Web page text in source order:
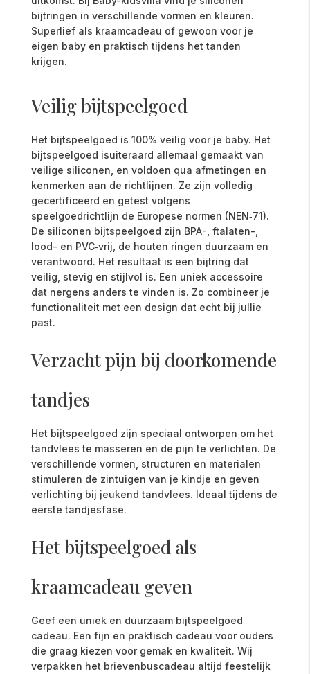
bijtringen in verschillende vormen en kleuren.
Superlief als kraamcadeau of gewoon voor je
eigen baby en praktisch tijdens het tanden
krijgen.
Veilig bijtspeelgoed
Het bijtspeelgoed is 100% veilig voor je baby. Het
bijtspeelgoed isuiteraard allemaal gemaakt van
veilige siliconen, en voldoen qua afmetingen en
kenmerken aan de richtlijnen. Ze zijn volledig
gecertificeerd en getest volgens
speelgoedrichtlijn de Europese normen (NEN‑71).
De siliconen bijtspeelgoed zijn BPA-, ftalaten-,
lood- en PVC‑vrij, de houten ringen duurzaam en
verantwoord. Het resultaat is een bijtring dat
veilig, stevig en stijlvol is. Een uniek accessoire
dat nergens anders te vinden is. Zo combineer je
functionaliteit met een design dat echt bij jullie
past.
Verzacht pijn bij doorkomende
tandjes
Het bijtspeelgoed zijn speciaal ontworpen om het
tandvlees te masseren en de pijn te verlichten. De
verschillende vormen, structuren en materialen
stimuleren de zintuigen van je kindje en geven
verlichting bij jeukend tandvlees. Ideaal tijdens de
eerste tandjesfase.
Het bijtspeelgoed als
kraamcadeau geven
Geef een uniek en duurzaam bijtspeelgoed
cadeau. Een fijn en praktisch cadeau voor ouders
die graag kiezen voor gemak en kwaliteit. Wij
verpakken het brievenbuscadeau altijd feestelijk